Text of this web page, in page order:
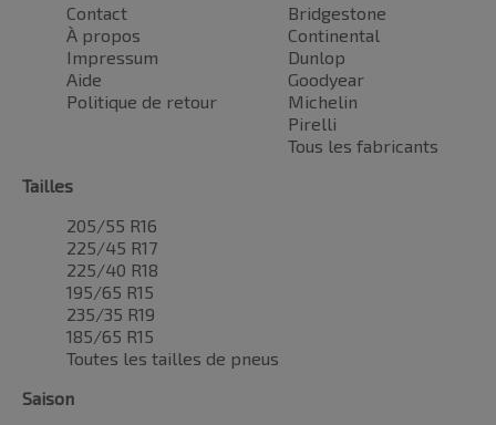
Contact
À propos
Impressum
Aide
Politique de retour
Bridgestone
Continental
Dunlop
Goodyear
Michelin
Pirelli
Tous les fabricants
Tailles
205/55 R16
225/45 R17
225/40 R18
195/65 R15
235/35 R19
185/65 R15
Toutes les tailles de pneus
Saison